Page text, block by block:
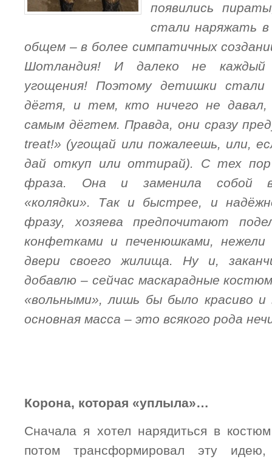
появились
стали наряжать
общем – в более симпатичных
Шотландия! И далеко не каждый
угощения! Поэтому детишки стали
дёгтя, и тем, кто ничего не давал,
самым дёгтем. Правда, они сразу
treat!» (угощай или пожалеешь, или,
дай откуп или оттирай). С тех пор
фраза. Она и заменила собой
«колядки». Так и быстрее, и
фразу, хозяева предпочитают
конфетками и печенюшками,
двери своего жилища. Ну и,
добавлю – сейчас маскарадные
«вольными», лишь бы было красиво и
основная масса – это всякого рода
Корона, которая «уплыла»…
Сначала я хотел нарядиться в
потом трансформировал эту